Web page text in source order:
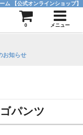
お知らせ
パンツ
ム 【公式オンラインショップ】
0 メニュー